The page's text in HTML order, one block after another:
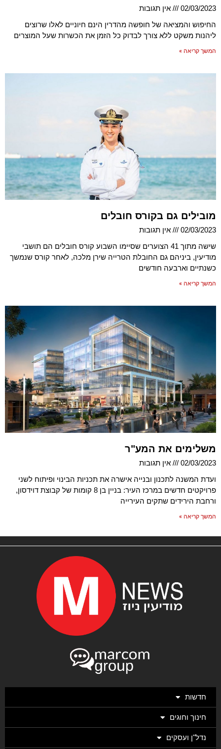
02/03/2023
אין תגובות
החיפוש והמציאה של חופשה מהדרין הינם חיוניים לאלו שרוצים
ליהנות משקט ללא צורך לבדוק כל הזמן את הכשרות שעל המוצרים
המשך קריאה »
מובילים גם בקורס חובלים
02/03/2023
אין תגובות
שישה מתוך 41 הצוערים שסיימו השבוע קורס חובלים הם תושבי
מודיעין, ביניהם גם החובלת הטרייה שירן מלכה, לאחר קורס שנמשך
כשנתיים וארבעה חודשים
המשך קריאה »
משלימים את המע"ר
02/03/2023
אין תגובות
ועדת המשנה לתכנון ובנייה אישרה את תכניות הבינוי ופיתוח לשני
פרויקטים חדשים במרכז העיר: בניין בן 8 קומות של קבוצת דוידסון,
ורחבת הירידים שתקים העירייה
המשך קריאה »
חדשות
חינוך וחוגים
נדל"ן ועסקים